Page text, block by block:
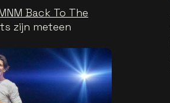
Back To The
zijn meteen